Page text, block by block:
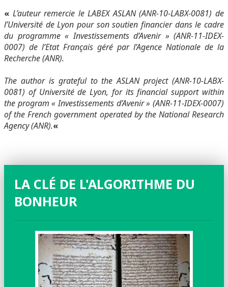
« L’auteur remercie le LABEX ASLAN (ANR-10-LABX-0081) de
l’Université de Lyon pour son soutien financier dans le cadre
du programme « Investissements d’Avenir » (ANR-11-IDEX-
0007) de l’Etat Français géré par l’Agence Nationale de la
Recherche (ANR).
The author is grateful to the ASLAN project (ANR-10-LABX-
0081) of Université de Lyon, for its financial support within
the program « Investissements d’Avenir » (ANR-11-IDEX-0007)
of the French government operated by the National Research
Agency (ANR).«
LA CLÉ DE L'ALGORITHME DU
BONHEUR